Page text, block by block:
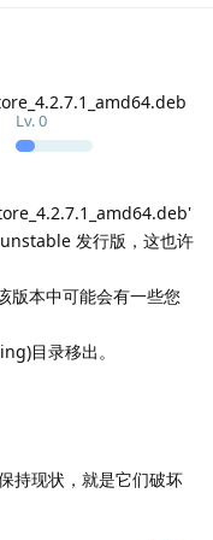
Lv.0
发行版，这也许
版本中可能会有一些您
目录移出。
持现状，就是它们破坏